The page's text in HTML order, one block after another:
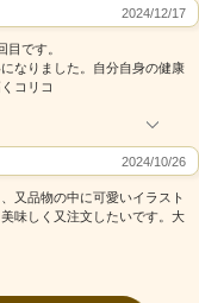
2024/12/17
です。
なりました。自分自身の健康
コリコ
2024/10/26
又品物の中に可愛いイラスト
味しく又注文したいです。大